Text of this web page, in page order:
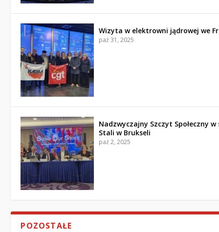
Wizyta w elektrowni jądrowej we
paź 31, 2025
Nadzwyczajny Szczyt Społeczny
Stali w Brukseli
paź 2, 2025
POZOSTAŁE